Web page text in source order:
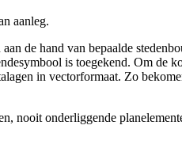
aanleg.
de hand van bepaalde
is toegekend. Om de
in vectorformaat. Zo
nooit onderliggende